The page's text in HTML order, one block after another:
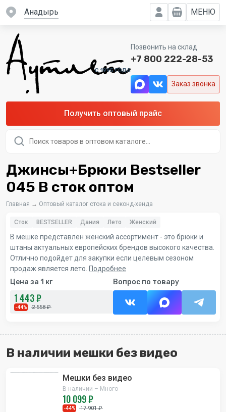
Анадырь МЕНЮ
C 1995 ГОДА
Позвонить на склад
+7 800 222-28-53
Заказ звонка
Получить оптовый прайс
товаров
Джинсы+Брюки Bestseller
045 B сток оптом
Главная → Оптовый каталог стока и секонд-хенда
Сток BESTSELLER Дания Лето Женский
В мешке представлен женский ассортимент - это брюки и
штаны актуальных европейских брендов высокого качества.
Отлично подойдет для закупки если целевым сезоном
продаж является лето. Подробнее
Цена за 1 кг
1 443 ₽
-44% 2 558 ₽
Вопрос по товару
В наличии мешки без видео
Мешки без видео
В наличии – Много
10 099 ₽
-44% 17 901 ₽